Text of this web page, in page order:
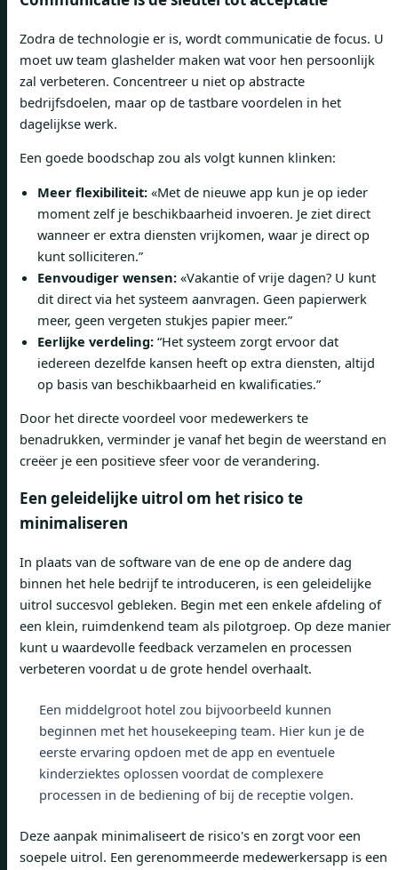
Zodra de technologie er is, wordt communicatie de focus. U
moet uw team glashelder maken wat voor hen persoonlijk
zal verbeteren. Concentreer u niet op abstracte
bedrijfsdoelen, maar op de tastbare voordelen in het
dagelijkse werk.
Een goede boodschap zou als volgt kunnen klinken:
Meer flexibiliteit: «Met de nieuwe app kun je op ieder
moment zelf je beschikbaarheid invoeren. Je ziet direct
wanneer er extra diensten vrijkomen, waar je direct op
kunt solliciteren.”
Eenvoudiger wensen: «Vakantie of vrije dagen? U kunt
dit direct via het systeem aanvragen. Geen papierwerk
meer, geen vergeten stukjes papier meer.”
Eerlijke verdeling: “Het systeem zorgt ervoor dat
iedereen dezelfde kansen heeft op extra diensten, altijd
op basis van beschikbaarheid en kwalificaties.”
Door het directe voordeel voor medewerkers te
benadrukken, verminder je vanaf het begin de weerstand en
creëer je een positieve sfeer voor de verandering.
Een geleidelijke uitrol om het risico te
minimaliseren
In plaats van de software van de ene op de andere dag
binnen het hele bedrijf te introduceren, is een geleidelijke
uitrol succesvol gebleken. Begin met een enkele afdeling of
een klein, ruimdenkend team als pilotgroep. Op deze manier
kunt u waardevolle feedback verzamelen en processen
verbeteren voordat u de grote hendel overhaalt.
Een middelgroot hotel zou bijvoorbeeld kunnen
beginnen met het housekeeping team. Hier kun je de
eerste ervaring opdoen met de app en eventuele
kinderziektes oplossen voordat de complexere
processen in de bediening of bij de receptie volgen.
Deze aanpak minimaliseert de risico's en zorgt voor een
soepele uitrol. Een gerenommeerde medewerkersapp is een